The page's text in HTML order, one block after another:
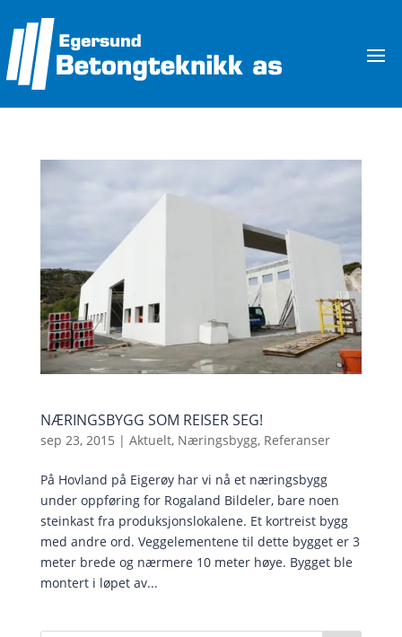
NÆRINGSBYGG SOM REISER SEG!
sep 23, 2015 | Aktuelt, Næringsbygg, Referanser
På Hovland på Eigerøy har vi nå et næringsbygg
under oppføring for Rogaland Bildeler, bare noen
steinkast fra produksjonslokalene. Et kortreist bygg
med andre ord. Veggelementene til dette bygget er 3
meter brede og nærmere 10 meter høye. Bygget ble
montert i løpet av...